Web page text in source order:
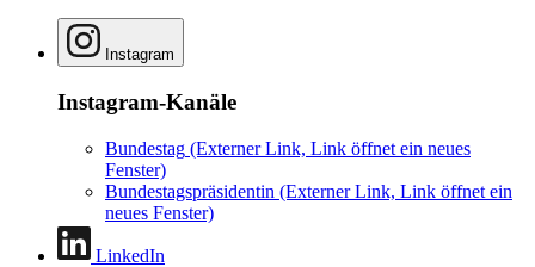
Instagram
Instagram-Kanäle
Bundestag (Externer Link, Link öffnet ein neues
Fenster)
Bundestagspräsidentin (Externer Link, Link öffnet ein
neues Fenster)
LinkedIn